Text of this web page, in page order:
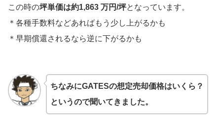
この時の坪単価は約1,863 万円/坪となっています。
＊各種手数料などあればもう少し上がるかも
＊早期償還されるなら逆に下がるかも
ちなみにGATESの想定売却価格はいくら？
というので聞いてきました。